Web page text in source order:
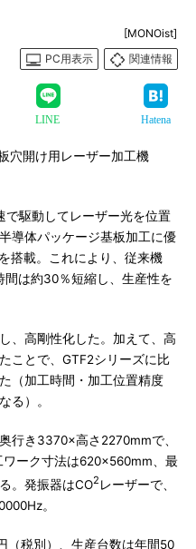
[MONOist]
PC用表示
関連情報
LINE Hatena
穴開け用レーザー加工機
駆動してレーザー光を位置
導体パッケージ基板加工に優
搭載。これにより、従来機
間は約30％短縮し、生産性を
、高剛性化した。加えて、高
ことで、GTF2シリーズに比
（加工時間・加工位置精度
る）。
行き3370×高さ2270mmで、
ーク寸法は620×560mm、最
。発振器はCO2 レーザーで、
。
税別）、生産台数は年間50